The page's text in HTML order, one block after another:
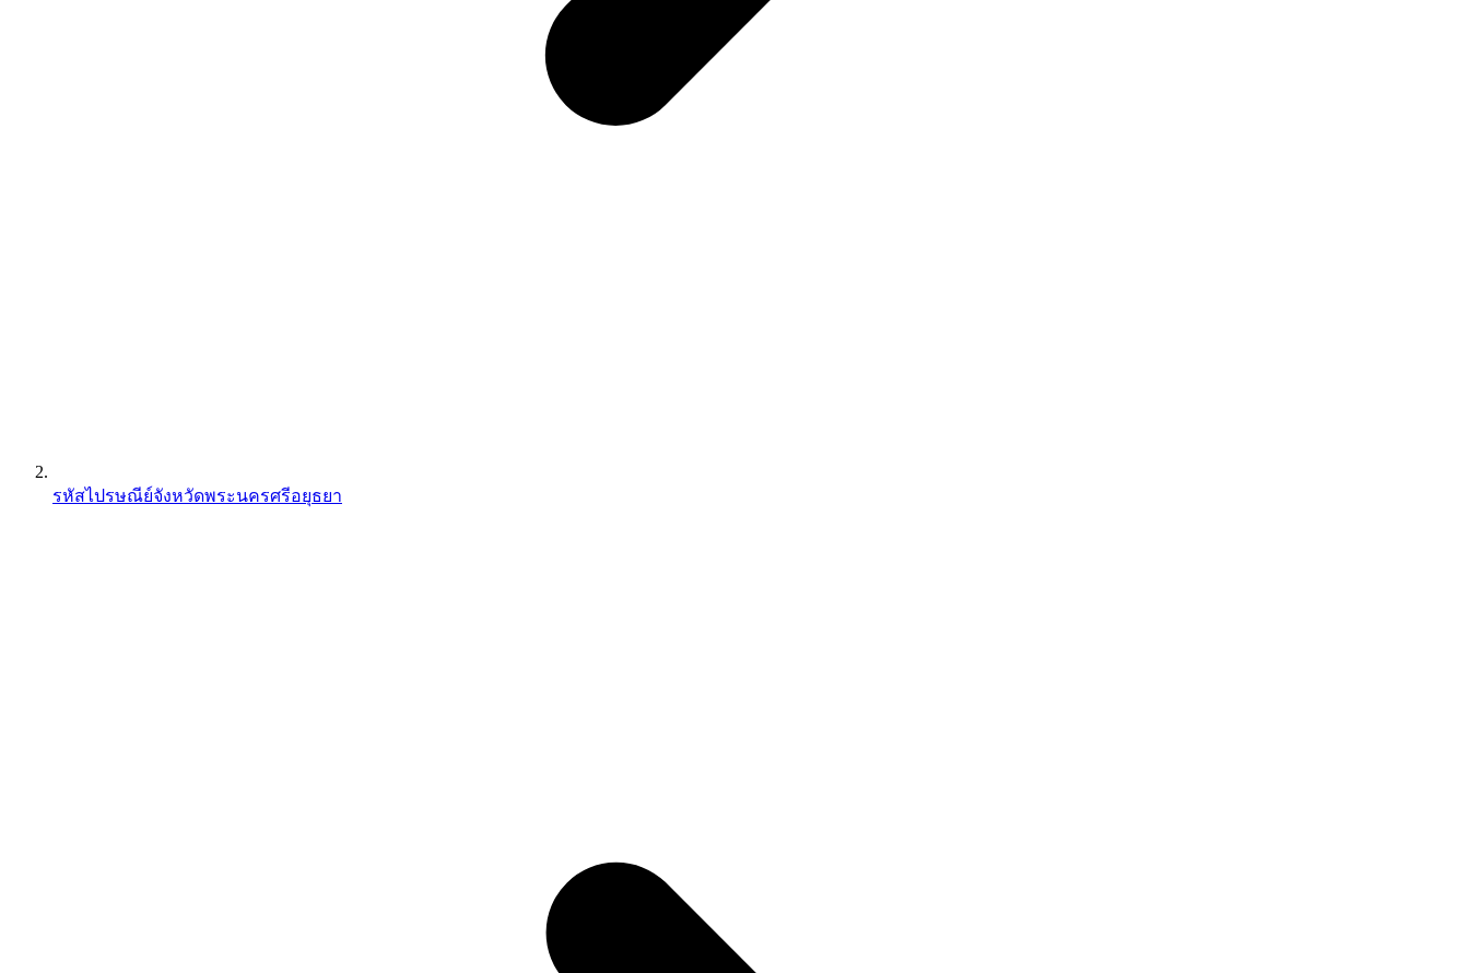
รหัสไปรษณีย์จังหวัดพระนครศรีอยุธยา